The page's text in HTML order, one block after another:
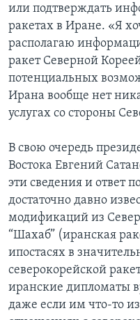
или подтверждать
ракетах в Иране. «Я
располагаю
ракет Северной
потенциальных
Ирана вообще нет
услугах со стороны
В свою очередь
Востока Евгений
эти сведения и ответ
достаточно давно
модификаций из
“Шахаб” (иранская
ипостасях в
северокорейской
иранские дипломаты
даже если им что-то